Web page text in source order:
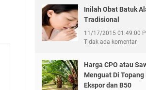
Inilah Obat Batuk
Tradisional
11/17/2015 01:49:00
Tidak ada komentar
Harga CPO atau
Menguat Di Topang
Ekspor dan B50